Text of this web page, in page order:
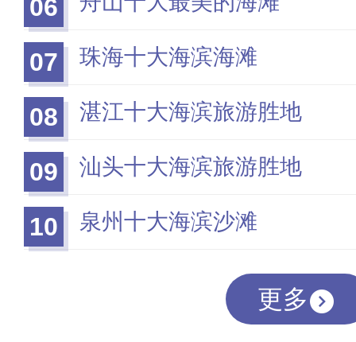
06
07 珠海十大海滨海滩
08 湛江十大海滨旅游胜地
09 汕头十大海滨旅游胜地
10 泉州十大海滨沙滩
更多